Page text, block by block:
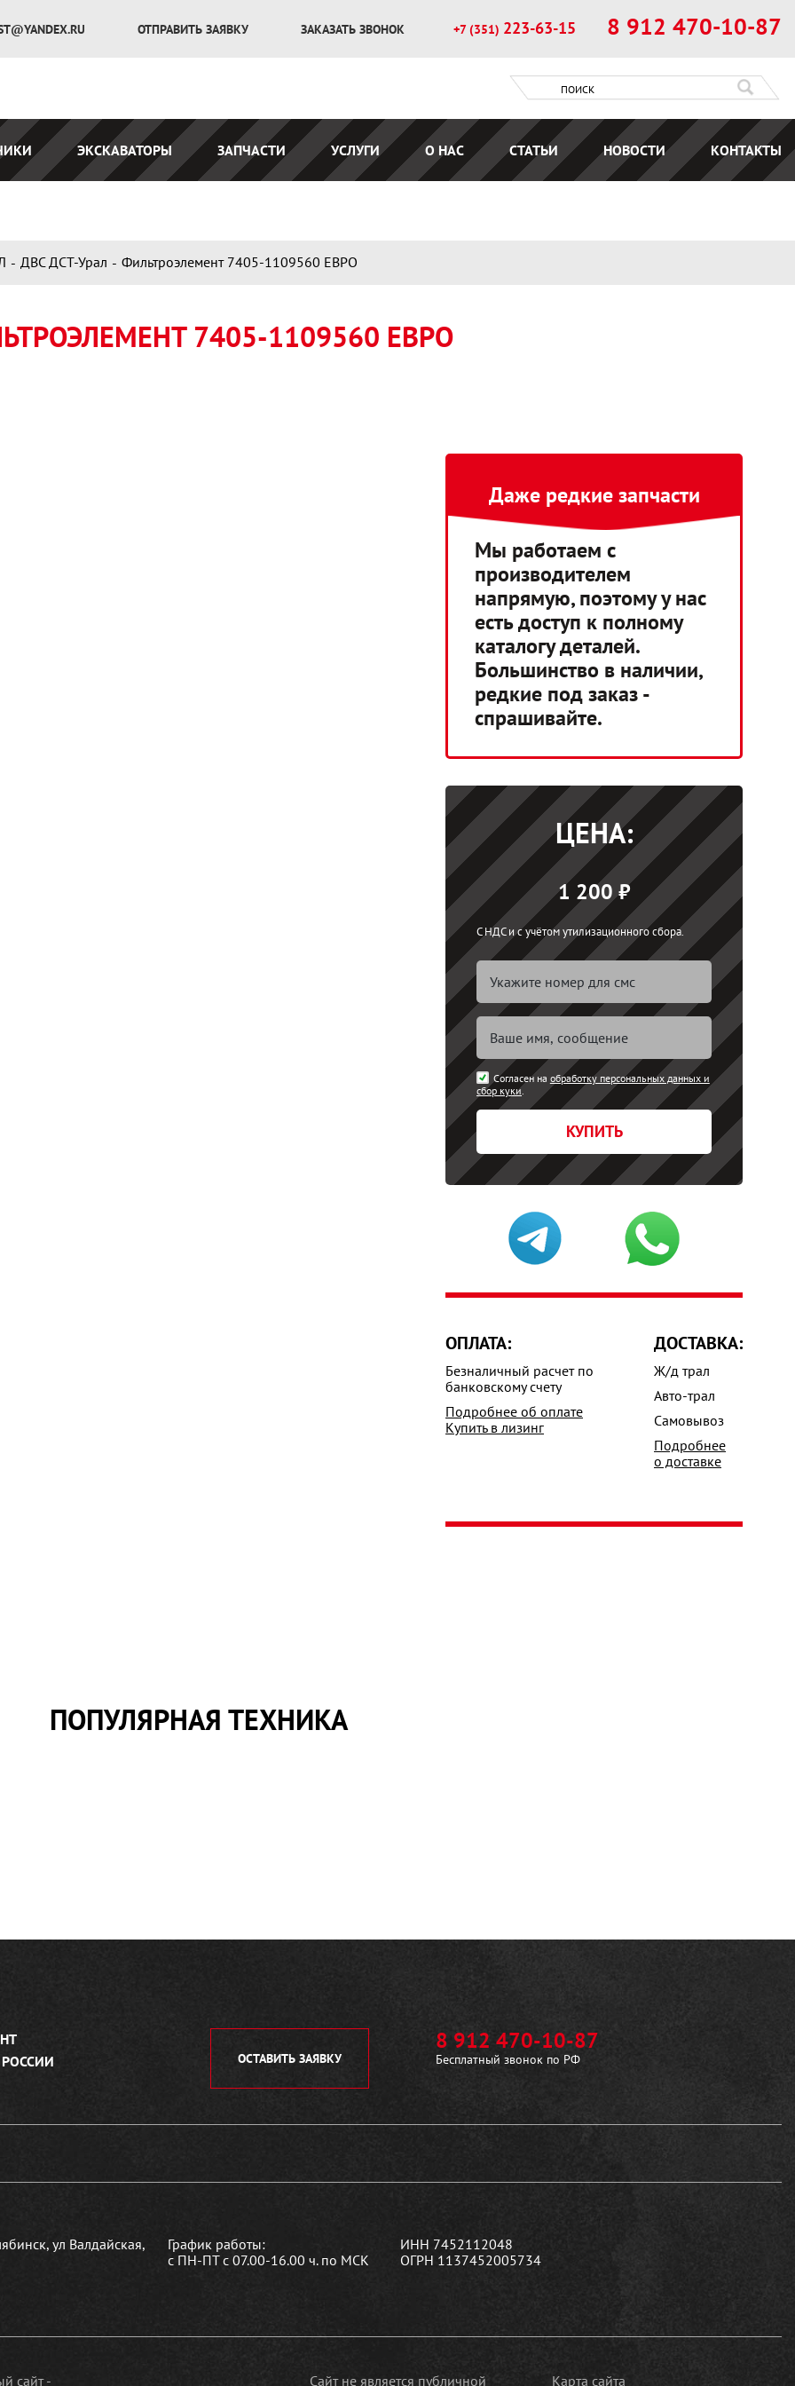
ОТПРАВИТЬ ЗАЯВКУ ЗАКАЗАТЬ ЗВОНОК +7 (351) 223-63-15 8 912 470-10-87
ЭКСКАВАТОРЫ ЗАПЧАСТИ УСЛУГИ О НАС СТАТЬИ НОВОСТИ КОНТАКТЫ
ДВС ДСТ-Урал Фильтроэлемент 7405-1109560 ЕВРО
7405-1109560 ЕВРО
Даже редкие запчасти
Мы работаем с
производителем
напрямую, поэтому у нас
есть доступ к полному
каталогу деталей.
Большинство в наличии,
редкие под заказ -
спрашивайте.
ЦЕНА:
1 200 ₽
С НДС и с учётом утилизационного сбора.
Согласен на обработку персональных данных и
сбор куки.
КУПИТЬ
ОПЛАТА:
Безналичный расчет по
банковскому счету
Подробнее об оплате
Купить в лизинг
ДОСТАВКА:
Ж/д трал
Авто-трал
Самовывоз
Подробнее
о доставке
ПОПУЛЯРНАЯ ТЕХНИКА
ОСТАВИТЬ ЗАЯВКУ
8 912 470-10-87
Бесплатный звонок по РФ
ул Валдайская,
График работы:
с ПН-ПТ с 07.00-16.00 ч. по МСК
ИНН 7452112048
ОГРН 1137452005734
сайт - Сайт не является публичной Карта сайта